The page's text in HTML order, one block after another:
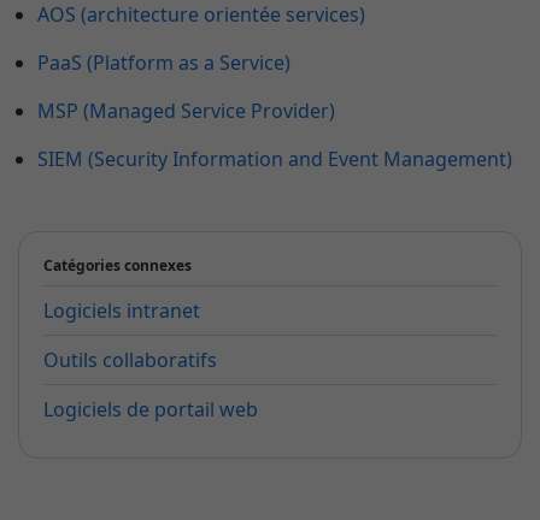
AOS (architecture orientée services)
PaaS (Platform as a Service)
MSP (Managed Service Provider)
SIEM (Security Information and Event Management)
Catégories connexes
Logiciels intranet
Outils collaboratifs
Logiciels de portail web